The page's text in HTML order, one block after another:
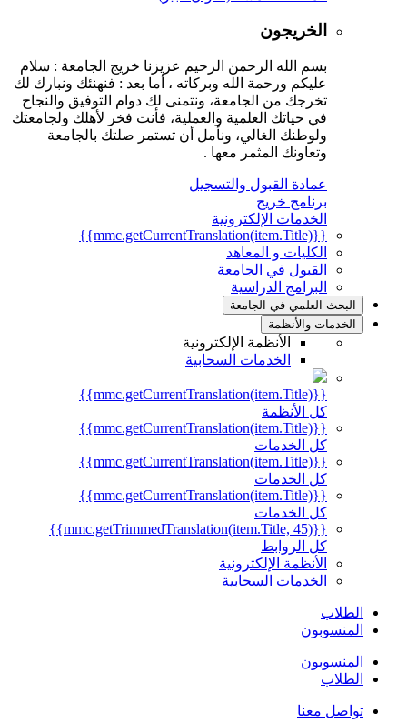
الخريجون
بسم الله الرحمن الرحيم عزيزنا خريج الجامعة : سلام
عليكم ورحمة الله وبركاته ، أما بعد : فنهنئك ونبارك لك
تخرجك من الجامعة، ونتمنى لك دوام التوفيق والنجاح
في حياتك العلمية والعملية، فأنت فخر لأهلك ولجامعتك
ولوطنك الغالي، ونأمل أن تستمر صلتك بالجامعة
وتعاونك المثمر معها .
عمادة القبول والتسجيل
برنامج خريج
الخدمات الإلكترونية
{{mmc.getCurrentTranslation(item.Title)}}
الكليات و المعاهد
القبول في الجامعة
البرامج الدراسية
البحث العلمي في الجامعة
الخدمات والأنظمة
الأنظمة الإلكترونية
الخدمات السحابية
{{mmc.getCurrentTranslation(item.Title)}}
كل الأنظمة
{{mmc.getCurrentTranslation(item.Title)}}
كل الخدمات
{{mmc.getCurrentTranslation(item.Title)}}
كل الخدمات
{{mmc.getCurrentTranslation(item.Title)}}
كل الخدمات
{{mmc.getTrimmedTranslation(item.Title, 45)}}
كل الروابط
الأنظمة الإلكترونية
الخدمات السحابية
الطلاب
المنسوبون
المنسوبون
الطلاب
تواصل معنا